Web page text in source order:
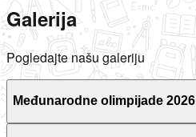
Galerija
Pogledajte našu galeriju
Međunarodne olimpijade 2026